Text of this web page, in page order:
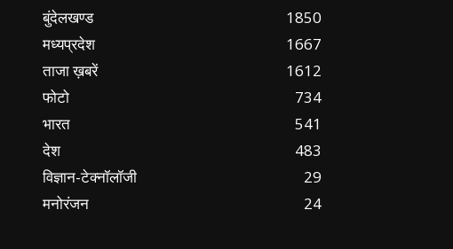
बुंदेलखण्ड
1850
मध्यप्रदेश
1667
ताजा ख़बरें
1612
फोटो
734
भारत
541
देश
483
विज्ञान-टेक्नॉलॉजी
29
मनोरंजन
24